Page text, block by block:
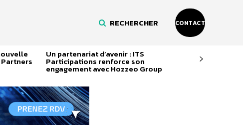
RECHERCHER CONTACT
Un partenariat d’avenir : ITS
Participations renforce son
engagement avec Hozzeo Group